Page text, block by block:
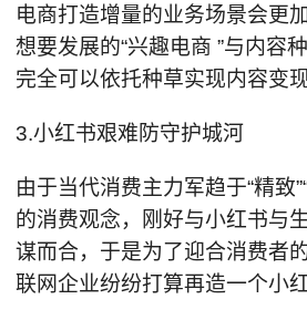
电商打造增量的业务场景会更
想要发展的“兴趣电商 ”与内容
完全可以依托种草实现内容变现
3.小红书艰难防守护城河
由于当代消费主力军趋于“精致
的消费观念，刚好与小红书与
谋而合，于是为了迎合消费者
联网企业纷纷打算再造一个小红